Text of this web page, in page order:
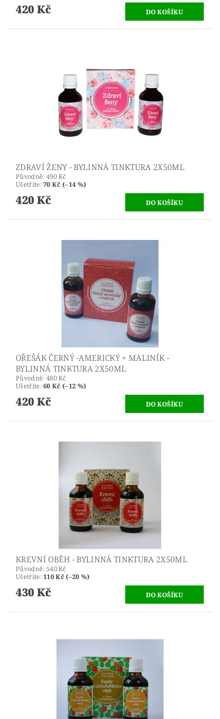
420 Kč
ZDRAVÍ ŽENY - BYLINNÁ TINKTURA 2X50ML
Původně: 490 Kč
Ušetříte:70 Kč (–14 %)
420 Kč
OŘEŠÁK ČERNÝ -AMERICKÝ + MALINÍK -
BYLINNÁ TINKTURA 2X50ML
Původně: 480 Kč
Ušetříte:60 Kč (–12 %)
420 Kč
KREVNÍ OBĚH - BYLINNÁ TINKTURA 2X50ML
Původně: 540 Kč
Ušetříte:110 Kč (–20 %)
430 Kč